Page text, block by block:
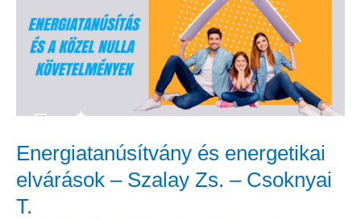
Energiatanúsítvány és energetikai
elvárások – Szalay Zs. – Csoknyai
T.
elvárások
Zs.
–
Csoknyai
T.